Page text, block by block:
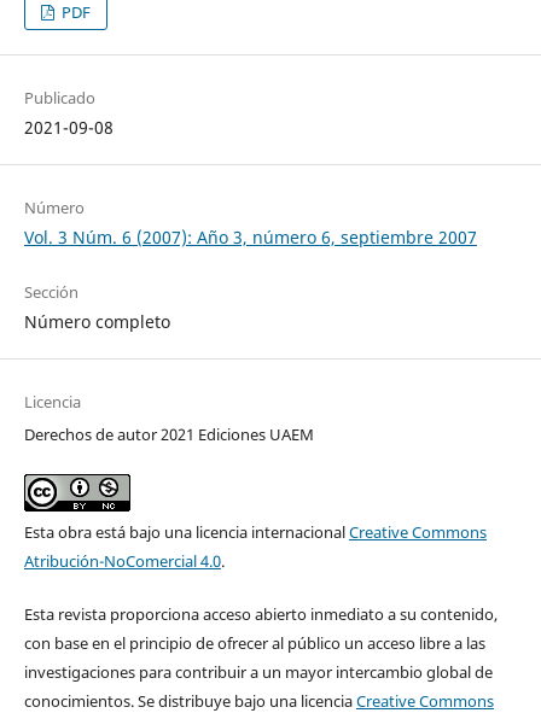
PDF
Publicado
2021-09-08
Número
Vol. 3 Núm. 6 (2007): Año 3, número 6, septiembre 2007
Sección
Número completo
Licencia
Derechos de autor 2021 Ediciones UAEM
Esta obra está bajo una licencia internacionalCreative Commons
Atribución-NoComercial 4.0.
Esta revista proporciona acceso abierto inmediato a su contenido,
con base en el principio de ofrecer al público un acceso libre a las
investigaciones para contribuir a un mayor intercambio global de
conocimientos. Se distribuye bajo una licenciaCreative Commons